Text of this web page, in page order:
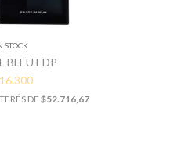
STOCK
BLEU EDP
DE $52.716,67